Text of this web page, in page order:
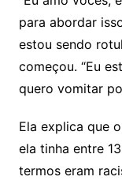
para abordar
estou sendo
começou. “Eu
quero vomitar
Ela explica que
ela tinha entre
termos eram